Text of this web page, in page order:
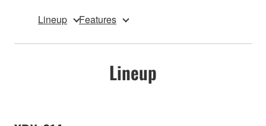
Lineup Features
Lineup